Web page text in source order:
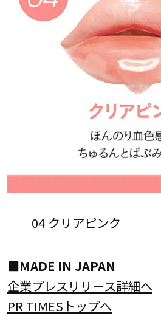
04 クリアピンク
■MADE IN JAPAN
企業プレスリリース詳細へ
PR TIMESトップへ